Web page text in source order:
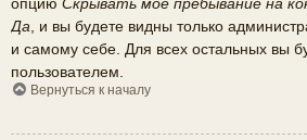
опцию Скрывать моё пребывание на
Да, и вы будете видны только
и самому себе. Для всех остальных вы
пользователем.
Вернуться к началу